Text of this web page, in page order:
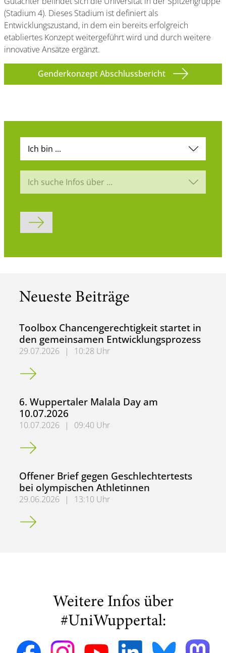
(Stadium 4). Dieses Stadium ist definiert als
Entwicklungszustand, in dem ein bereits erfolgreich
etabliertes Konzept weitergeführt wird und durch weitere
innovative Ansätze ergänzt.
Genderkonzept Abschlussbericht
Ich bin ...
Ich suche Infos über ...
Formular abschicken
Neueste Beiträge
Toolbox Chancengerechtigkeit startet in
den gemeinsamen Entwicklungsprozess
29.07.2026 |
10:28 Uhr
Toolbox Chancengerechtigkeit startet in den
6. Wuppertaler Malala Day am
10.07.2026
10.07.2026 |
09:40 Uhr
6. Wuppertaler Malala Day am 10.07.2026
Offener Brief gegen Geschlechtertests
bei olympischen Athletinnen
29.06.2026 |
13:10 Uhr
Offener Brief gegen Geschlechtertests bei olympischen
Weitere Infos über
#UniWuppertal: